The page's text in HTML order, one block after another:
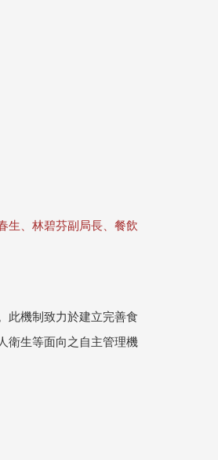
生、林碧芬副局長、餐飲
此機制致力於建立完善食
衛生等面向之自主管理機